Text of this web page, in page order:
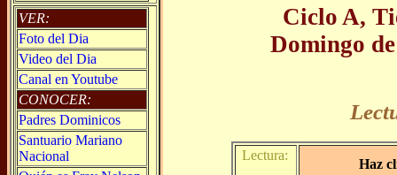
VER:
Foto del Dia
Video del Dia
Canal en Youtube
CONOCER:
Padres Dominicos
Santuario Mariano
Nacional
Ciclo A,
Domingo
Lectura:
Haz